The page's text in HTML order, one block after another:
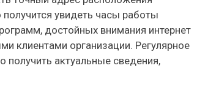
увидеть часы работы
достойных внимания интернет
клиентами организации. Регулярное
получить актуальные сведения,